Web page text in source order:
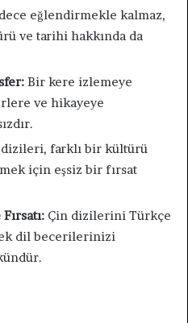
eğlendirmekle kalmaz,
ve tarihi hakkında da
Bir kere izlemeye
ve hikayeye
farklı bir kültürü
için eşsiz bir fırsat
Çin dizilerini Türkçe
dil becerilerinizi